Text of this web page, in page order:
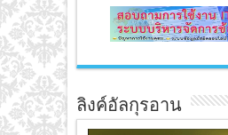
ลิงค์อัลกุรอาน